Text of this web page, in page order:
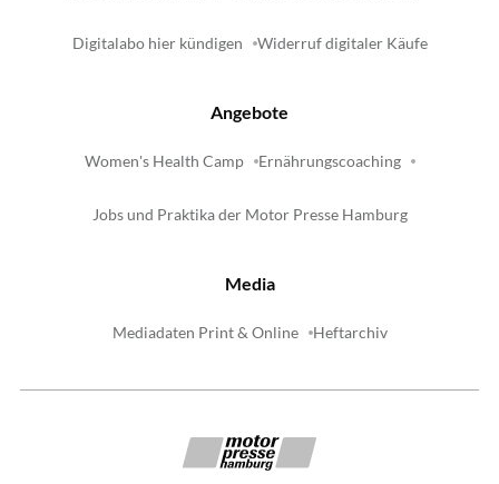
Digitalabo hier kündigen Widerruf digitaler Käufe
Angebote
Women's Health Camp Ernährungscoaching
Jobs und Praktika der Motor Presse Hamburg
Media
Mediadaten Print & Online Heftarchiv